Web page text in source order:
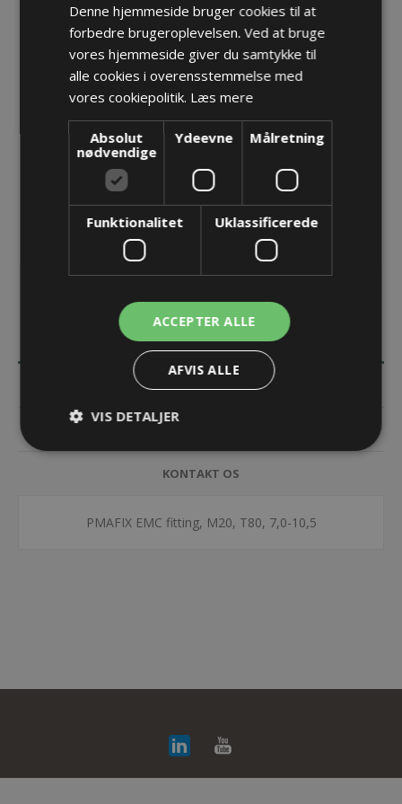
PMAFIX EMC fitting, M20, T80, 7,0-10,5
Varenr.: NVEZ-M202T/B4
Producent: PMA - ABB Schweitzerland Ltd
Opret konto for at se priser
KØB
BESKRIVELSE
SPECIFIKATIONER
DOKUMENTER
KONTAKT OS
PMAFIX EMC fitting, M20, T80, 7,0-10,5
Denne hjemmeside bruger cookies til at
forbedre brugeroplevelsen. Ved at bruge
vores hjemmeside giver du samtykke til
alle cookies i overensstemmelse med
vores cookiepolitik. Læs mere
Absolut
nødvendige
Ydeevne Målretning
Funktionalitet Uklassificerede
ACCEPTER ALLE
AFVIS ALLE
VIS DETALJER